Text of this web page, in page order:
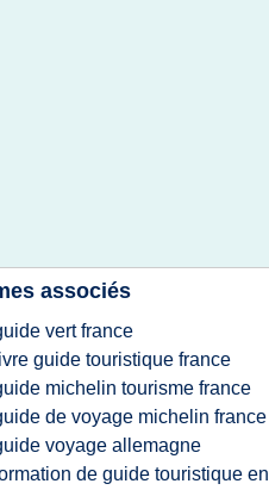
associés
vert france
livre guide touristique france
michelin tourisme france
de voyage michelin france
voyage allemagne
de guide touristique en